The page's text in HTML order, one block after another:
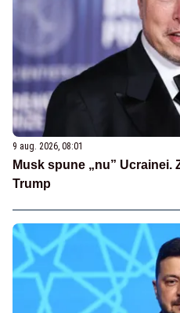
9 aug. 2026, 08:01
Musk spune „nu”
Trump